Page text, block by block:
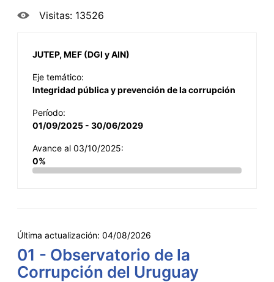
Visitas: 13526
JUTEP, MEF (DGI y AIN)
Eje temático:
Integridad pública y prevención de la corrupción
Período:
01/09/2025 - 30/06/2029
Avance al 03/10/2025:
0%
Última actualización: 04/08/2026
01 - Observatorio de la
Corrupción del Uruguay